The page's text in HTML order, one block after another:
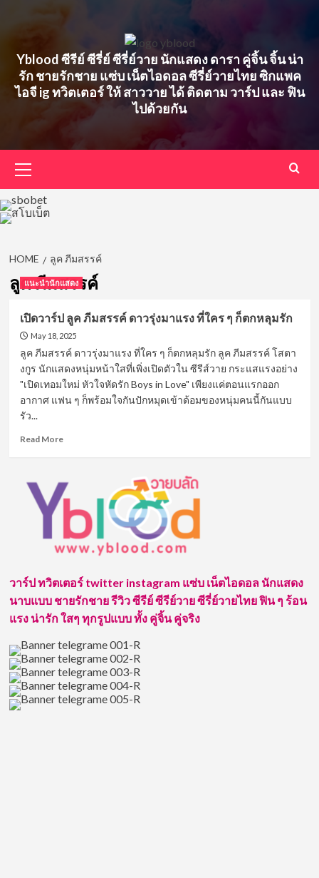
Yblood ซีรีย์ ซีรี่ย์ ซีรี่ย์วาย นักแสดง ดารา คู่จิ้น จิ้น น่า
รัก ชายรักชาย แซ่บ เน็ตไอดอล ซีรี่ย์วายไทย ซิกแพค
ไอจี ig ทวิตเตอร์ ให้ สาววาย ได้ ติดตาม วาร์ป และ ฟิน
ไปด้วยกัน
Menu
HOME ลูค ภีมสรรค์
ลูค ภีมสรรค์
แนะนำนักแสดง
เปิดวาร์ป ลูค ภีมสรรค์ ดาวรุ่งมาแรง ที่ใคร ๆ ก็ตกหลุมรัก
May 18, 2025
ลูค ภีมสรรค์ ดาวรุ่งมาแรง ที่ใคร ๆ ก็ตกหลุมรัก ลูค ภีมสรรค์ โสตา
งกูร นักแสดงหนุ่มหน้าใสที่เพิ่งเปิดตัวใน ซีรีส์วาย กระแสแรงอย่าง
"เปิดเทอมใหม่ หัวใจหัดรัก Boys in Love" เพียงแค่ตอนแรกออก
อากาศ แฟน ๆ ก็พร้อมใจกันปักหมุดเข้าด้อมของหนุ่มคนนี้กันแบบ
รัว...
Read MoreRead
วาร์
ลูค
ภีม
สรรค์
มา
แรง
ที่
ตกหลุม
รัก
วาร์ป ทวิตเตอร์ twitter instagram แซ่บ เน็ตไอดอล นักแสดง
นาบแบบ ชายรักชาย รีวิว ซีรีย์ ซีรีย์วาย ซีรี่ย์วายไทย ฟิน ๆ ร้อน
แรง น่ารัก ใสๆ ทุกรูปแบบ ทั้ง คู่จิ้น คู่จริง